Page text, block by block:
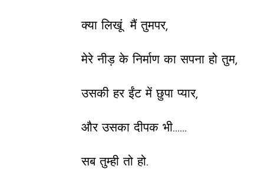
क्या लिखूं मैं तुमपर,
मेरे नीड़ के निर्माण का सपना हो तुम,
उसकी हर ईंट में छुपा प्यार,
और उसका दीपक भी......
सब तुम्ही तो हो.